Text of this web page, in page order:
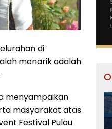
di
menarik adalah
menyampaikan
masyarakat atas
Festival Pulau